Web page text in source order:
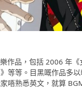
作品，包括 2006 年《
等等。目黑嘅作品多
唔熟悉英文，就算